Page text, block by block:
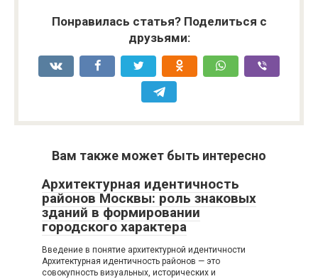
Понравилась статья? Поделиться с
друзьями:
Вам также может быть интересно
Архитектурная идентичность
районов Москвы: роль знаковых
зданий в формировании
городского характера
Введение в понятие архитектурной идентичности
Архитектурная идентичность районов — это
совокупность визуальных, исторических и